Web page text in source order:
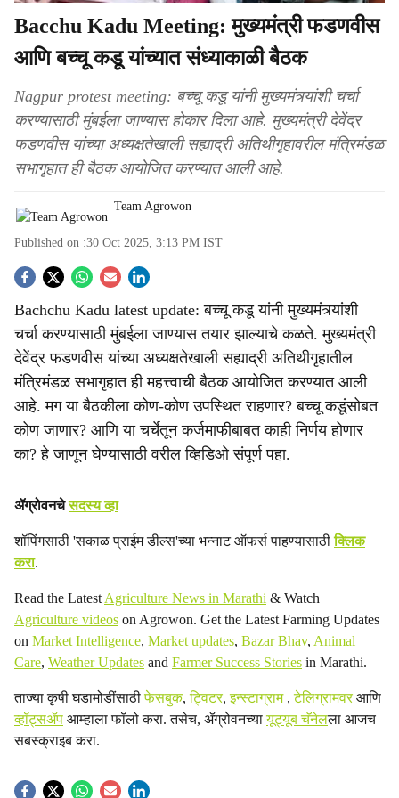
Bacchu Kadu Meeting: मुख्यमंत्री फडणवीस
आणि बच्चू कडू यांच्यात संध्याकाळी बैठक
Nagpur protest meeting: बच्चू कडू यांनी मुख्यमंत्र्यांशी चर्चा
करण्यासाठी मुंबईला जाण्यास होकार दिला आहे. मुख्यमंत्री देवेंद्र
फडणवीस यांच्या अध्यक्षतेखाली सह्याद्री अतिथीगृहावरील मंत्रिमंडळ
सभागृहात ही बैठक आयोजित करण्यात आली आहे.
Team Agrowon
Published on :30 Oct 2025, 3:13 PM IST
S
o
c
i
a
l
s
h
a
r
e
Bachchu Kadu latest update: बच्चू कडू यांनी मुख्यमंत्र्यांशी
चर्चा करण्यासाठी मुंबईला जाण्यास तयार झाल्याचे कळते. मुख्यमंत्री
देवेंद्र फडणवीस यांच्या अध्यक्षतेखाली सह्याद्री अतिथीगृहातील
मंत्रिमंडळ सभागृहात ही महत्त्वाची बैठक आयोजित करण्यात आली
आहे. मग या बैठकीला कोण-कोण उपस्थित राहणार? बच्चू कडूंसोबत
कोण जाणार? आणि या चर्चेतून कर्जमाफीबाबत काही निर्णय होणार
का? हे जाणून घेण्यासाठी वरील व्हिडिओ संपूर्ण पहा.
ॲग्रोवनचेसदस्य व्हा
शॉपिंगसाठी 'सकाळ प्राईम डील्स'च्या भन्नाट ऑफर्स पाहण्यासाठीक्लिक
करा.
Read the Latest Agriculture News in Marathi & Watch
Agriculture videos on Agrowon. Get the Latest Farming Updates
on Market Intelligence, Market updates, Bazar Bhav, Animal
Care, Weather Updates and Farmer Success Stories in Marathi.
ताज्या कृषी घडामोडींसाठीफेसबुक,ट्विटर,इन्स्टाग्राम ,टेलिग्रामवरआणि
व्हॉट्सॲप आम्हाला फॉलो करा. तसेच, ॲग्रोवनच्यायूट्यूब चॅनेलला आजच
सबस्क्राइब करा.